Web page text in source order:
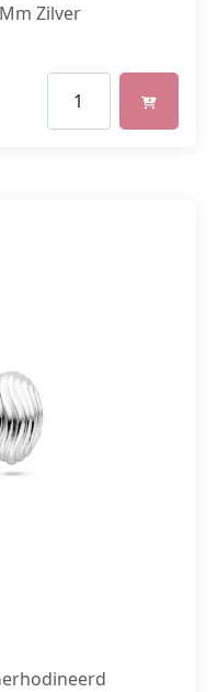
Zilver